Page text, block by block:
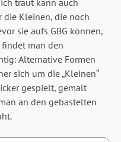
die Kleinen, die noch
sie aufs GBG können,
man den
Alternative Formen
sich um die „Kleinen“
gespielt, gemalt
an den gebastelten